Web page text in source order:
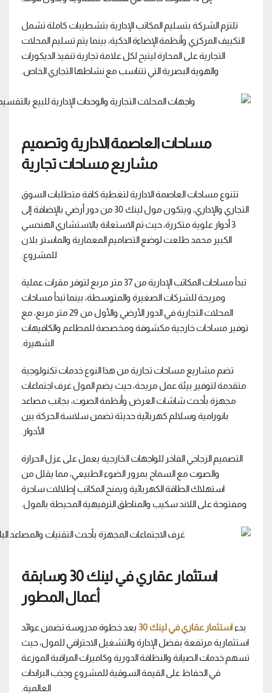
تلتزم الشركة بتسليم المكاتب الإدارية بتشطيبات كاملة تشمل
التكييف المركزي وأنظمة الإضاءة الذكية، بينما يتم تسليم المحلات
التجارية على المحارة ليتيح لكل علامة تجارية تنفيذ الديكورات
والهوية البصرية التي تتناسب مع نشاطها التجاري الخاص.
مساحات العاصمة الادارية وتصميم
مشاريع مساحات تجارية
تتنوع مساحات العاصمة الادارية لتغطية كافة متطلبات السوق
التجاري والإداري، ويتكون مول لينك 30 من دور أرضي بالإضافة إلى
3 أدوار علوية متكررة، حيث تم الاستعانة بالاستشاري الهندسي
الكبير محمد طلعت لوضع التصاميم المعمارية والماستر بلان
للمشروع.
تبدأ مساحات المكاتب الإدارية من 37 متر مربع لتوفر مقرات عملية
ومريحة للشركات الصغيرة والمتوسطة، بينما تبدأ مساحات
المحلات التجارية في الدور الأرضي والأول من 29 متر مربع، مع
توفير مساحات خارجية مكشوفة ومخصصة للمطاعم والكافيهات
الشهيرة.
تضم مشاريع مساحات تجارية من هذا النوع خدمات تكنولوجية
متقدمة لتوفير بيئة عمل مريحة، حيث يضم المول غرف اجتماعات
مجهزة بأحدث شاشات العرض وأنظمة الصوت، بجانب مصاعد
بانورامية وسلالم كهربائية حديثة تضمن سلاسة الحركة بين
الأدوار.
التصميم الزجاجي الفاخر للواجهات الخارجية يعمل على عزل الحرارة
والصوت مع السماح بمرور الضوء الطبيعي، مما يقلل من
استهلاك الطاقة الكهربائية ويمنح المكاتب إطلالات ساحرة
ومفتوحة على اللاند سكيب والمناطق الترفيهية المحيطة بالمول.
استثمار عقاري في لينك 30 وسابقة
أعمال المطور
بدء استثمار عقاري في لينك 30
يعد خطوة مدروسة تضمن عوائد
استثمارية مرتفعة بفضل الإدارة والتشغيل الاحترافي للمول، حيث
تسهم خدمات الصيانة والنظافة الدورية وكاميرات المراقبة الموزعة
في الحفاظ على القيمة السوقية للمشروع وجذب البراندات
العالمية.